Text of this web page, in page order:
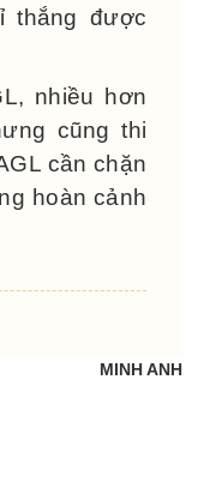
thắng được
nhiều hơn
cũng thi
cần chặn
hoàn cảnh
MINH ANH